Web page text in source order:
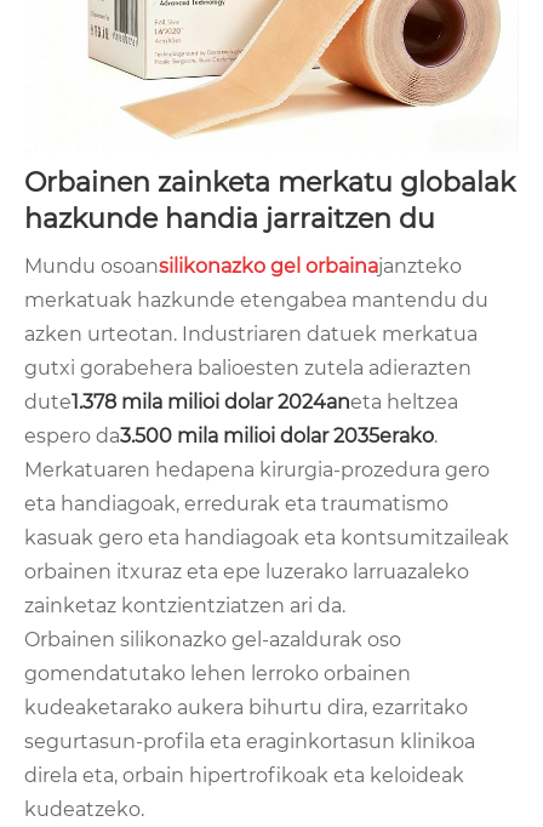
Orbainen zainketa merkatu globalak
hazkunde handia jarraitzen du
Mundu osoansilikonazko gel orbainajanzteko
merkatuak hazkunde etengabea mantendu du
azken urteotan. Industriaren datuek merkatua
gutxi gorabehera balioesten zutela adierazten
dute1.378 mila milioi dolar 2024aneta heltzea
espero da3.500 mila milioi dolar 2035erako.
Merkatuaren hedapena kirurgia-prozedura gero
eta handiagoak, erredurak eta traumatismo
kasuak gero eta handiagoak eta kontsumitzaileak
orbainen itxuraz eta epe luzerako larruazaleko
zainketaz kontzientziatzen ari da.
Orbainen silikonazko gel-azaldurak oso
gomendatutako lehen lerroko orbainen
kudeaketarako aukera bihurtu dira, ezarritako
segurtasun-profila eta eraginkortasun klinikoa
direla eta, orbain hipertrofikoak eta keloideak
kudeatzeko.